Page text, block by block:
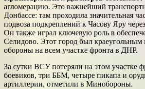
агломерацию. Это важнейший
Донбассе: там проходила значительная
подвоза подкреплений к Часову Яру
Он также играл ключевую роль в
Селидово. Этот город был краеугольным
обороны на всем участке фронта в ДНР.
За сутки ВСУ потеряли на этом участке
боевиков, три ББМ, четыре пикапа и
артиллерии, отметили в Минобороны.